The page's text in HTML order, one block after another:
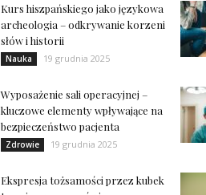
Kurs hiszpańskiego jako językowa
archeologia – odkrywanie korzeni
słów i historii
Nauka 19 grudnia 2025
Wyposażenie sali operacyjnej –
kluczowe elementy wpływające na
bezpieczeństwo pacjenta
Zdrowie 19 grudnia 2025
Ekspresja tożsamości przez kubek